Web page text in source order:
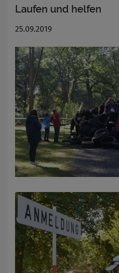
Laufen und helfen
25.09.2019